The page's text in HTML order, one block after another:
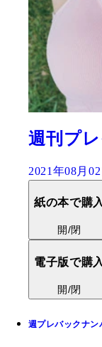
週刊プ
2021年08月
紙の本で購入
開/閉
電子版で購入
開/閉
週プレバックナン